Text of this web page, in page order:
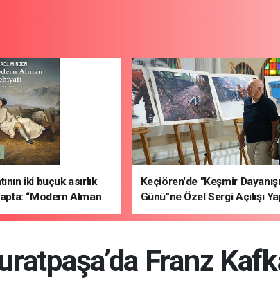
iki buçuk asırlık
“Modern Alman
Keçiören'de "Keşmir
Günü"ne Özel Sergi Açılışı
Franz